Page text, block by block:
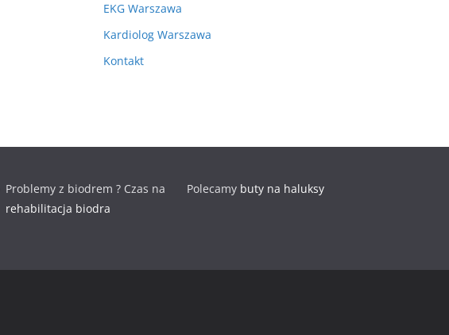
EKG Warszawa
Kardiolog Warszawa
Kontakt
Problemy z biodrem ? Czas na
rehabilitacja biodra
Polecamy buty na haluksy